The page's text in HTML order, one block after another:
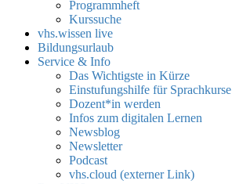
Programmheft
Kurssuche
vhs.wissen live
Bildungsurlaub
Service & Info
Das Wichtigste in Kürze
Einstufungshilfe für Sprachkurse
Dozent*in werden
Infos zum digitalen Lernen
Newsblog
Newsletter
Podcast
vhs.cloud (externer Link)